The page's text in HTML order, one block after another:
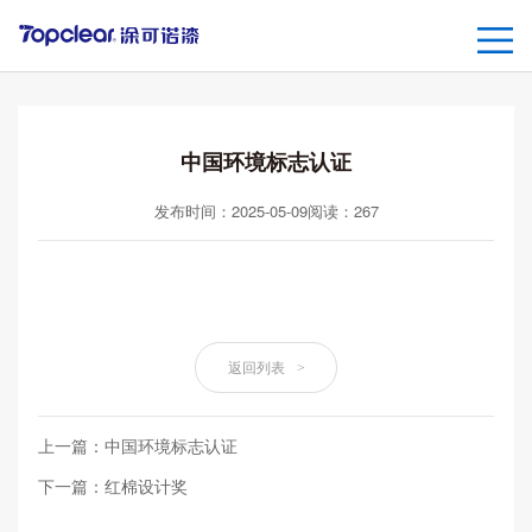
中国环境标志认证
发布时间：2025-05-09阅读： 267
返回列表 >
上一篇：中国环境标志认证
下一篇：红棉设计奖